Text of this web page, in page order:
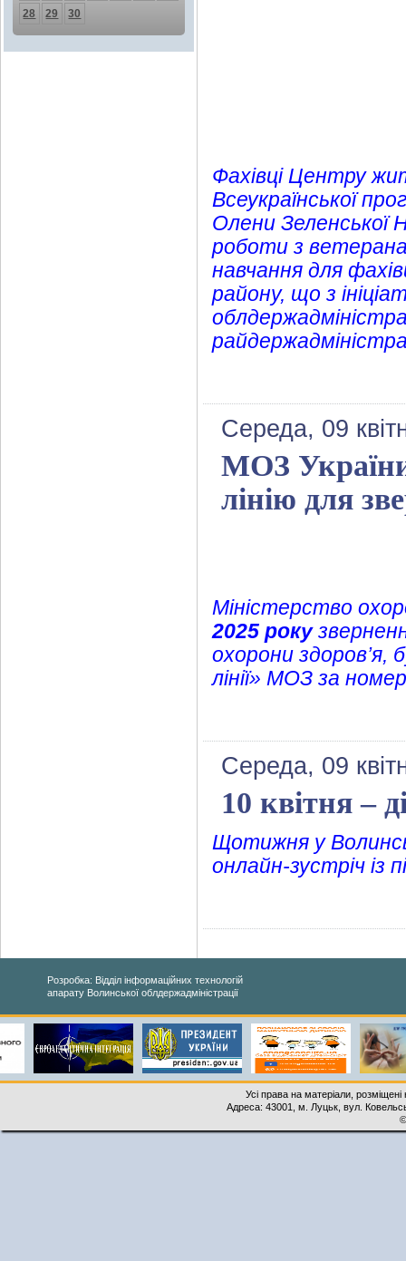
28
29 30
Фахівці Центру
Всеукраїнської
Олени Зеленської
роботи з
навчання для
району, що з
Середа, 09
МОЗ
лінію для
Міністерство
2025 року
охорони здоров’я,
лінії» МОЗ за
Середа, 09
10 квітня –
Щотижня у
онлайн-зустріч із
Розробка: Відділ інформаційних технологій
апарату Волинської облдержадміністрації
Усі права на матеріали,
Адреса: 43001, м. Луцьк, вул.